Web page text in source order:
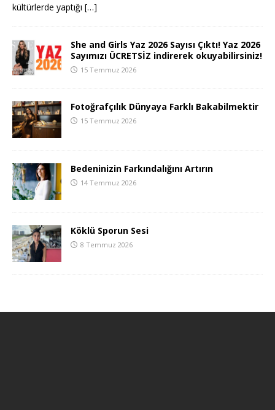
kültürlerde yaptığı […]
She and Girls Yaz 2026 Sayısı Çıktı! Yaz 2026
Sayımızı ÜCRETSİZ indirerek okuyabilirsiniz!
15 Temmuz 2026
Fotoğrafçılık Dünyaya Farklı Bakabilmektir
15 Temmuz 2026
Bedeninizin Farkındalığını Artırın
14 Temmuz 2026
Köklü Sporun Sesi
8 Temmuz 2026